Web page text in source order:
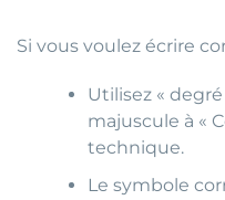
Si vous voulez écrire
Utilisez «
majuscule à «
technique.
Le symbole